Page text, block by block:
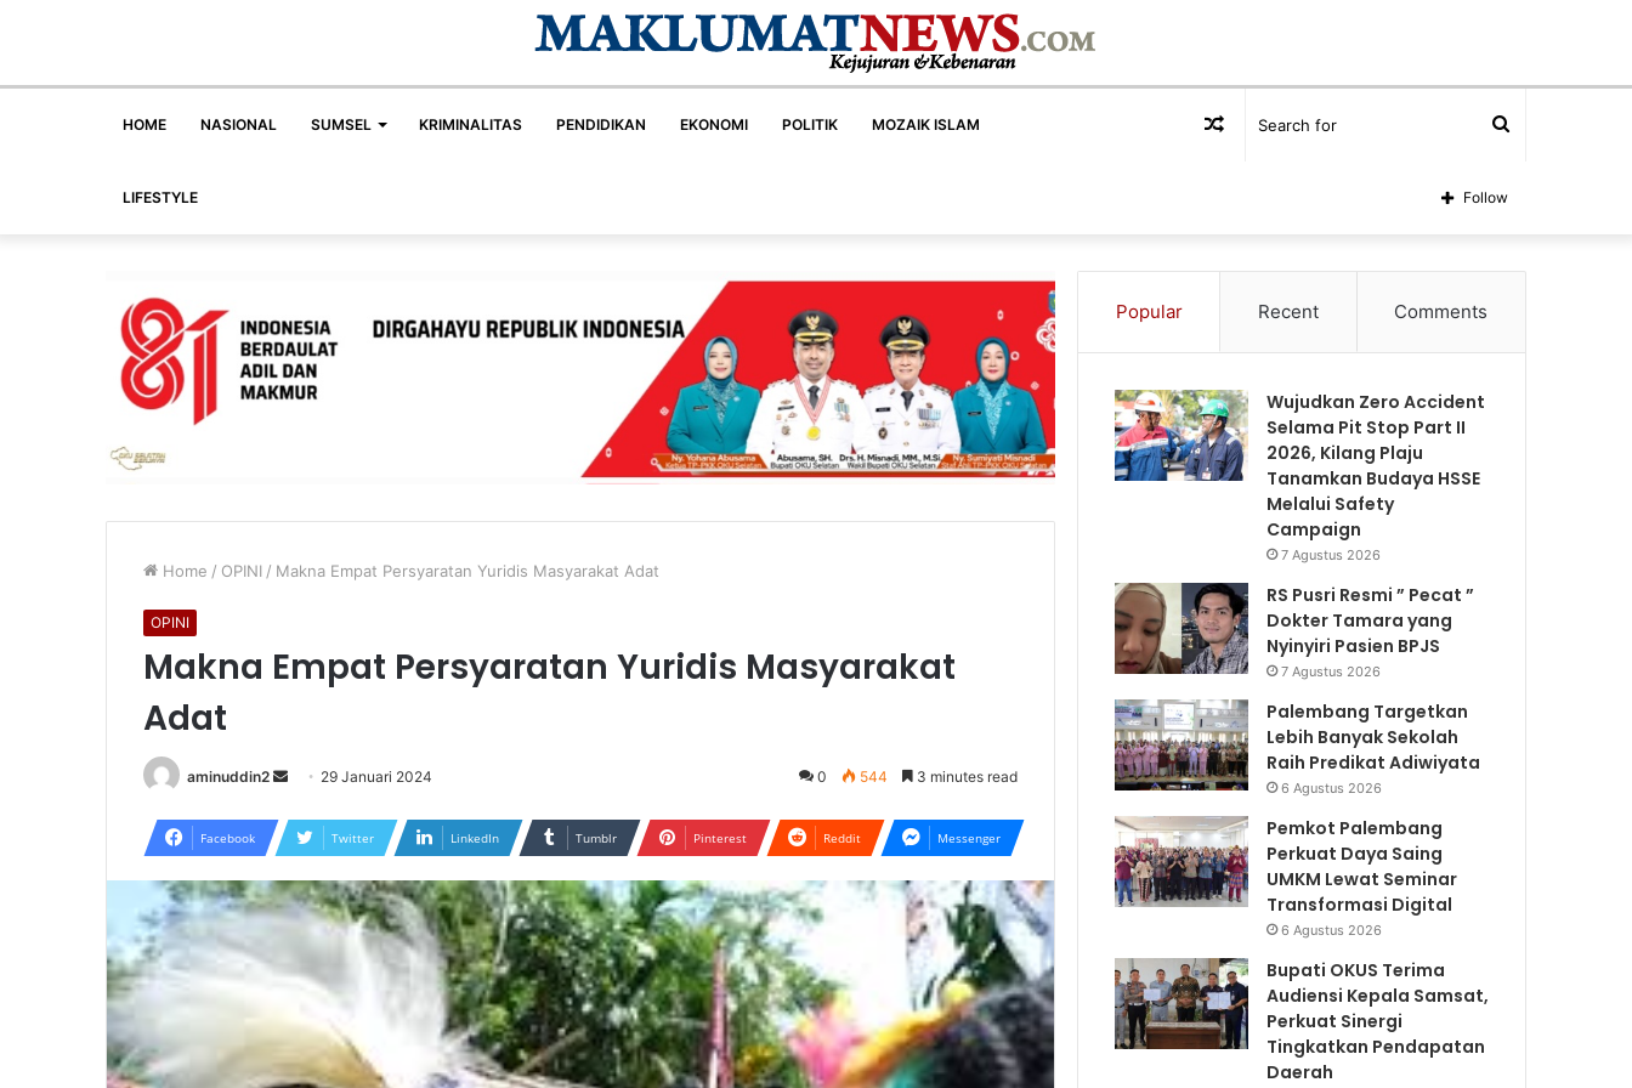
HOME NASIONAL SUMSEL KRIMINALITAS PENDIDIKAN EKONOMI POLITIK MOZAIK ISLAM
LIFESTYLE
Search
Random
Follow
Home / OPINI / Makna Empat Persyaratan Yuridis Masyarakat Adat
OPINI
Makna Empat Persyaratan Yuridis Masyarakat
Adat
aminuddin2
Send
email
29 Januari 2024 0 544 3 minutes read
Facebook Twitter LinkedIn Tumblr Pinterest Reddit Messenger
Popular Recent Comments
Wujudkan Zero Accident
Selama Pit Stop Part II
2026, Kilang Plaju
Tanamkan Budaya HSSE
Melalui Safety
Campaign
7 Agustus 2026
RS Pusri Resmi ” Pecat ”
Dokter Tamara yang
Nyinyiri Pasien BPJS
7 Agustus 2026
Palembang Targetkan
Lebih Banyak Sekolah
Raih Predikat Adiwiyata
6 Agustus 2026
Pemkot Palembang
Perkuat Daya Saing
UMKM Lewat Seminar
Transformasi Digital
6 Agustus 2026
Bupati OKUS Terima
Audiensi Kepala Samsat,
Perkuat Sinergi
Tingkatkan Pendapatan
Daerah